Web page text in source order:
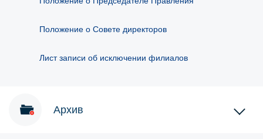
Положение о Совете директоров
Лист записи об исключении филиалов
Архив